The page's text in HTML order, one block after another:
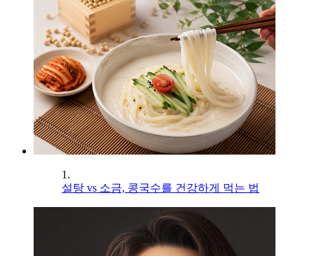
1.
설탕 vs 소금, 콩국수를 건강하게 먹는 법